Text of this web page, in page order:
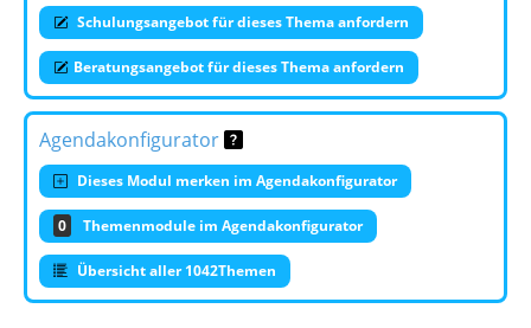
Schulungsangebot für dieses Thema anfordern
Beratungsangebot für dieses Thema anfordern
Agendakonfigurator
Dieses Modul merken im Agendakonfigurator
0 Themenmodule im Agendakonfigurator
Übersicht aller 1042Themen